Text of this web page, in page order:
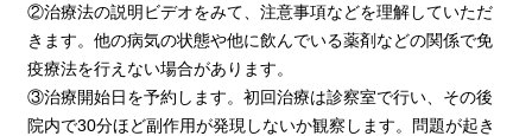
②治療法の説明ビデオをみて、注意事項などを理解していただ
きます。他の病気の状態や他に飲んでいる薬剤などの関係で免
疫療法を行えない場合があります。
③治療開始日を予約します。初回治療は診察室で行い、その後
院内で30分ほど副作用が発現しないか観察します。問題が起き